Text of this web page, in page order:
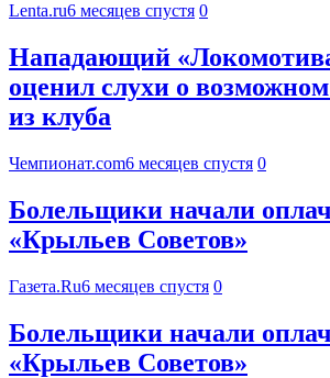
Lenta.ru6 месяцев спустя 0
Нападающий
оценил слухи о возможном
из клуба
Чемпионат.com6 месяцев спустя 0
Болельщики начали
«Крыльев Советов»
Газета.Ru6 месяцев спустя 0
Болельщики начали
«Крыльев Советов»